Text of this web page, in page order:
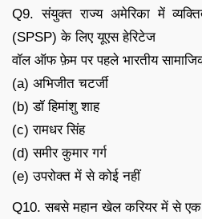
Q9. संयुक्त राज्य अमेरिका में
(SPSP) के लिए यूएस हेरिटेज
वॉल ऑफ फ़ेम पर पहले भारतीय
(a) अभिजीत चटर्जी
(b) डॉ हिमांशु शाह
(c) रामधर सिंह
(d) समीर कुमार गर्ग
(e) उपरोक्त में से कोई नहीं
Q10. सबसे महान खेल करियर में से